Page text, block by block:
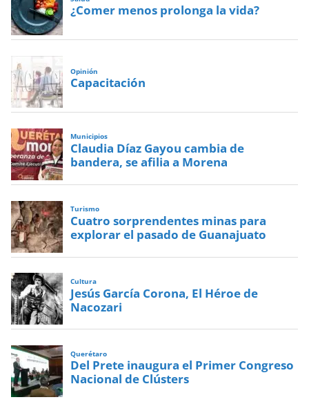
¿Comer menos prolonga la vida?
Opinión
Capacitación
Municipios
Claudia Díaz Gayou cambia de
bandera, se afilia a Morena
Turismo
Cuatro sorprendentes minas para
explorar el pasado de Guanajuato
Cultura
Jesús García Corona, El Héroe de
Nacozari
Querétaro
Del Prete inaugura el Primer Congreso
Nacional de Clústers